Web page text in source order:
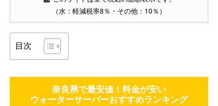
（水：軽減税率8％・その他：10％）
目次
奈良県で最安値！料金が安い
ウォーターサーバーおすすめランキング